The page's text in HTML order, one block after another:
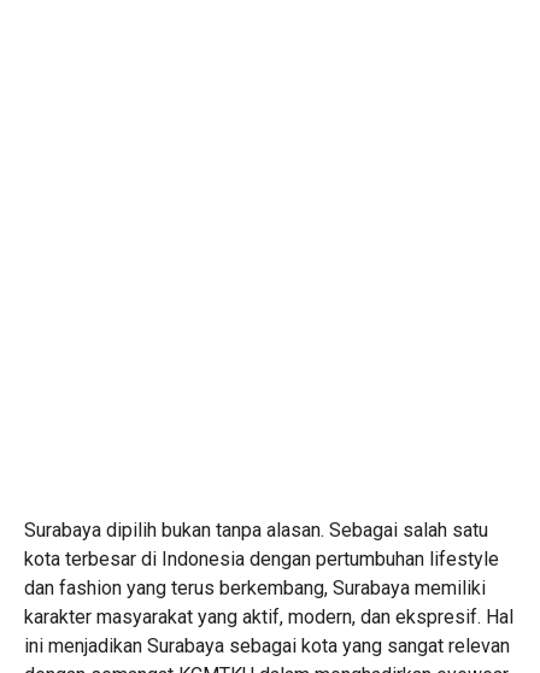
Surabaya dipilih bukan tanpa alasan. Sebagai salah satu
kota terbesar di Indonesia dengan pertumbuhan lifestyle
dan fashion yang terus berkembang, Surabaya memiliki
karakter masyarakat yang aktif, modern, dan ekspresif. Hal
ini menjadikan Surabaya sebagai kota yang sangat relevan